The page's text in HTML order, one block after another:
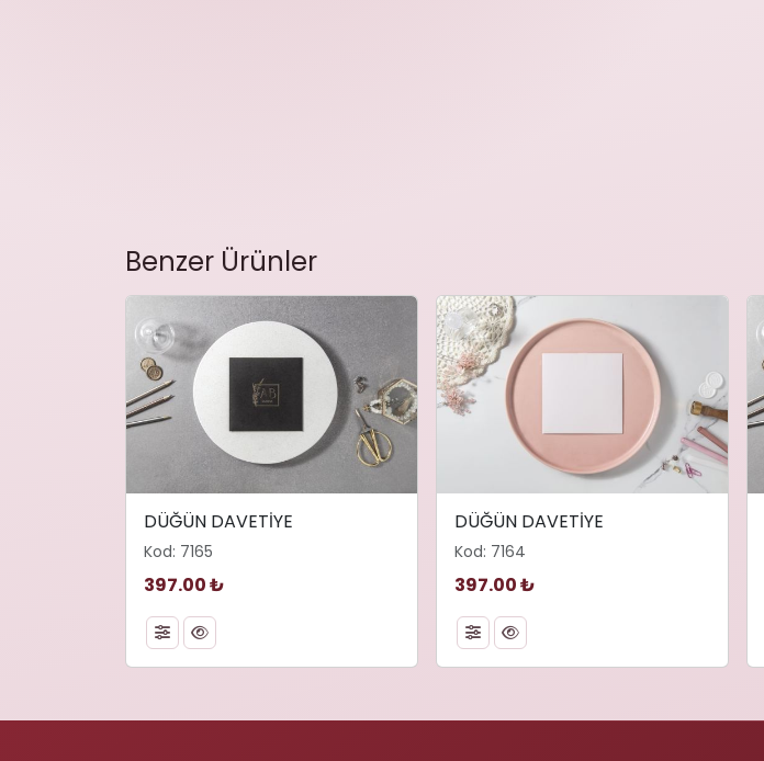
Benzer Ürünler
DÜĞÜN DAVETİYE
Kod: 7165
397.00 ₺
DÜĞÜN DAVETİYE
Kod: 7164
397.00 ₺